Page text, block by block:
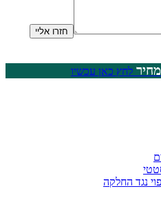
לחץ כאן עכשיו
נגד החלקה